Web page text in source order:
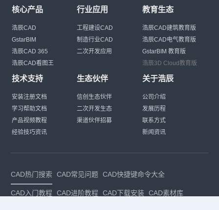
核心产品
浩辰CAD
GstarBIM
浩辰CAD 365
浩辰CAD看图王
行业应用
工程建设CAD
制造行业CAD
二次开发应用
教育生态
浩辰CAD建筑教育版
浩辰CAD电气教育版
GstarBIM 教育版
浩辰3D Cloud教育版
技术支持
安装注册文档
学习帮助文档
产品视频教程
经验技巧资讯
生态伙伴
信创生态伙伴
二次开发生态
渠道伙伴招募
关于浩辰
公司介绍
发展历程
联系方式
新闻资讯
CAD热门搜索 CAD常见问题 CAD快捷键命令大全
CAD入门教程 CAD进阶教程 CAD下载安装 CAD素材库